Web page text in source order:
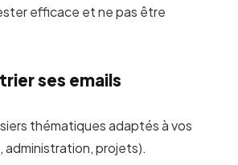
efficace et ne pas être
ses emails
thématiques adaptés à vos
administration, projets).